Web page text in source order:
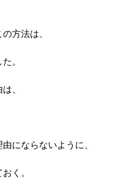
方法は、
。
、
にならないように、
く。